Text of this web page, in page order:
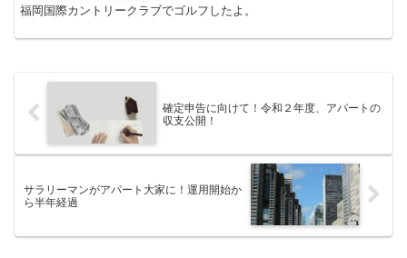
福岡国際カントリークラブでゴルフしたよ。
確定申告に向けて！令和２年度、アパートの
収支公開！
サラリーマンがアパート大家に！運用開始か
ら半年経過